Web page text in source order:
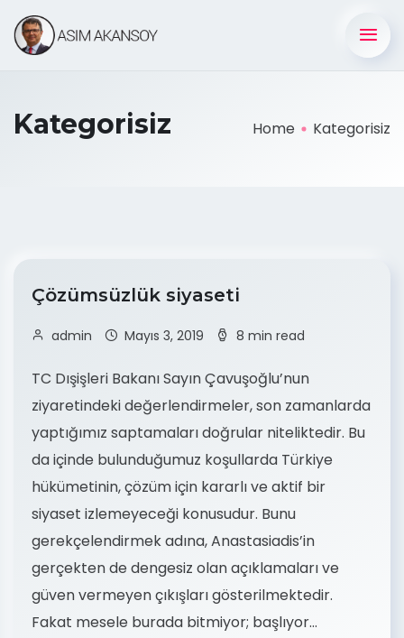
Kategorisiz Home Kategorisiz
Çözümsüzlük siyaseti
admin Mayıs 3, 2019 8 min read
TC Dışişleri Bakanı Sayın Çavuşoğlu’nun
ziyaretindeki değerlendirmeler, son zamanlarda
yaptığımız saptamaları doğrular niteliktedir. Bu
da içinde bulunduğumuz koşullarda Türkiye
hükümetinin, çözüm için kararlı ve aktif bir
siyaset izlemeyeceği konusudur. Bunu
gerekçelendirmek adına, Anastasiadis’in
gerçekten de dengesiz olan açıklamaları ve
güven vermeyen çıkışları gösterilmektedir.
Fakat mesele burada bitmiyor; başlıyor…